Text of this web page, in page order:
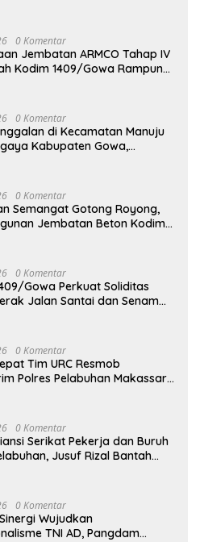
0 Komentar
Jembatan ARMCO Tahap IV
Kodim 1409/Gowa Rampung
0 Komentar
di Kecamatan Manuju
Kabupaten Gowa,
0 Komentar
Semangat Gotong Royong,
Jembatan Beton Kodim
0 Komentar
Gowa Perkuat Soliditas
Jalan Santai dan Senam
0 Komentar
Tim URC Resmob
Polres Pelabuhan Makassar
0 Komentar
Serikat Pekerja dan Buruh
Jusuf Rizal Bantah
0 Komentar
Wujudkan
TNI AD, Pangdam